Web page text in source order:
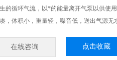
的循环气流，以*的能量离开气泵以供使
，体积小，重量轻，噪音低，送出气源无
在线咨询 点击收藏